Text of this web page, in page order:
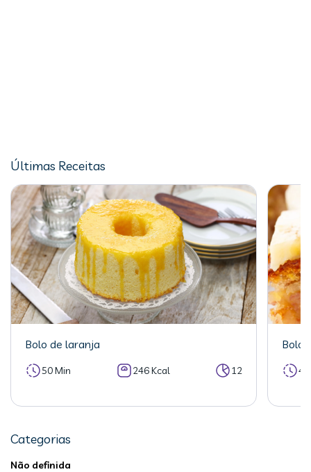
Últimas Receitas
Bolo de laranja
50 Min 246 Kcal 12
Bolo
Categorias
Não definida